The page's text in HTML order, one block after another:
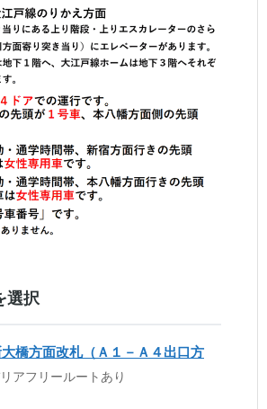
選択
橋方面改札（Ａ１－Ａ４出口方
アフリールートあり